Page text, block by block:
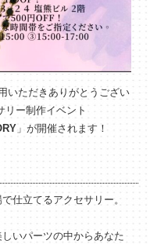
いただきありがとうござい
リー制作イベント
」が開催されます！
仕立てるアクセサリー。
いパーツの中からあなた